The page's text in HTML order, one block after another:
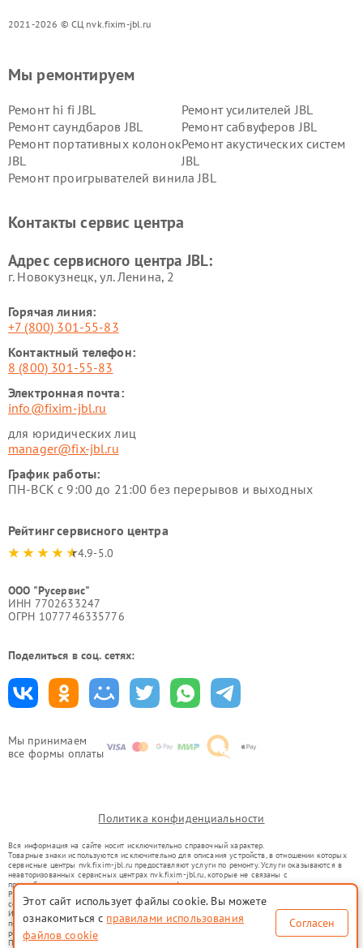
2021-2026 © СЦ nvk.fixim-jbl.ru
Мы принимаем
все формы оплаты
Мы ремонтируем
Ремонт hi fi JBL
Ремонт усилителей JBL
Ремонт саундбаров JBL
Ремонт сабвуферов JBL
Ремонт портативных колонок
JBL
Ремонт акустических систем
JBL
Ремонт проигрывателей винила JBL
Контакты сервис центра
Адрес сервисного центра JBL:
г. Новокузнецк, ул. Ленина, 2
Горячая линия:
+7 (800) 301-55-83
Контактный телефон:
8 (800) 301-55-83
Электронная почта:
info@fixim-jbl.ru
для юридических лиц
manager@fix-jbl.ru
График работы:
ПН-ВСК с 9:00 до 21:00 без перерывов и выходных
Рейтинг сервисного центра
4.9-5.0
ООО "Русервис"
ИНН 7702633247
ОГРН 1077746335776
Поделиться в соц. сетях:
Политика конфиденциальности
Вся информация на сайте носит исключительно справочный характер.
Товарные знаки используются исключительно для описания устройств, в отношении которых
сервисные центры nvk.fixim-jbl.ru предоставляют услуги по ремонту. Услуги оказываются в
неавторизованных сервисных центрах nvk.fixim-jbl.ru, которые не связаны с
правообладателями товарных знаков или их официальными представителями.
Ремонт осуществляется для устройств, уже введенных в гражданский оборот в соответствии
со статьей 1487 ГК РФ.
Использование товарных знаков не преследует цели индивидуализации услуг или введения
потребителей в заблуждение, а служит для информирования о предоставляемых услугах по
ремонту техники указанных брендов.
Представленная на сайте информация не является публичной офертой, определяемой
Этот сайт использует файлы cookie. Вы можете
ознакомиться с правилами использования
файлов cookie
Согласен